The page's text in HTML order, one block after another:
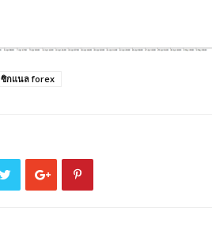
ซิกแนล forex